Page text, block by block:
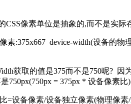
CSS像素单位是抽象的,而不是实际
:375x667 device-width(设备的物
获取的值是375而不是750呢? 因
750px(750px = 375px * 设备像素比)
=设备像素/设备独立像素(物理像